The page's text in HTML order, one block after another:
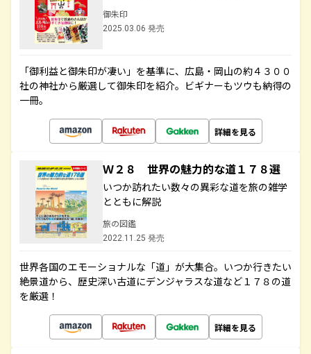
御朱印
2025.03.06 発売
「御利益と御朱印が凄い」を基準に、広島・岡山の約４３００
社の神社から厳選して御朱印を紹介。ビギナーもツウも納得の
一冊。
詳細を見る
Ｗ２８ 世界の魅力的な道１７８選
いつか訪れたい数々の異彩な道を旅の雑学
とともに解説
旅の図鑑
2022.11.25 発売
世界各国のエモーショナルな「道」が大集合。いつか行きたい
絶景道から、歴史深い古道にデンジャラスな道など１７８の道
を厳選！
詳細を見る